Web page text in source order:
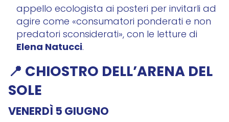
appello ecologista ai posteri per invitarli ad
agire come «consumatori ponderati e non
predatori sconsiderati», con le letture di
Elena Natucci.
📍 CHIOSTRO DELL’ARENA DEL
SOLE
VENERDÌ 5 GIUGNO